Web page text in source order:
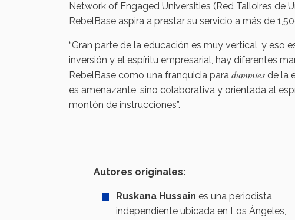
Network of Engaged Universities (Red Talloires de
RebelBase aspira a prestar su servicio a más de
“Gran parte de la educación es muy vertical, y eso
inversión y el espíritu empresarial, hay diferentes
RebelBase como una franquicia para dummies de la
es amenazante, sino colaborativa y orientada al
montón de instrucciones”.
Autores originales:
Ruskana Hussain es una periodista
independiente ubicada en Los Ángeles,